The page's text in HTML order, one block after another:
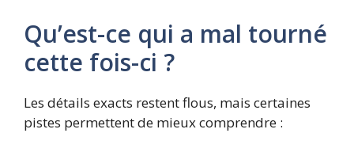
Qu’est-ce qui a mal tourné
cette fois-ci ?
Les détails exacts restent flous, mais certaines
pistes permettent de mieux comprendre :